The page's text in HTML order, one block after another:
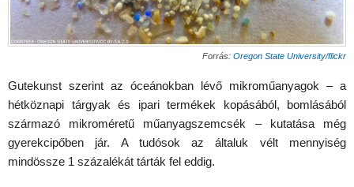
Forrás: Oregon State University/flickr
Gutekunst szerint az óceánokban lévő mikroműanyagok – a
hétköznapi tárgyak és ipari termékek kopásából, bomlásából
származó mikroméretű műanyagszemcsék – kutatása még
gyerekcipőben jár. A tudósok az általuk vélt mennyiség
mindössze 1 százalékát tárták fel eddig.